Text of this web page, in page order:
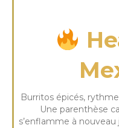
Burritos épicés,
Une parenthèse
s’enflamme à nouveau